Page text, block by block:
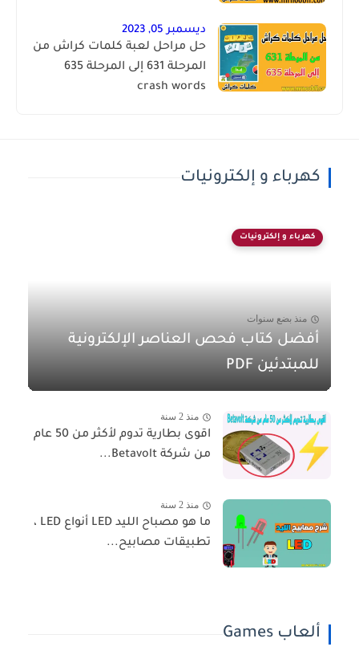
ديسمبر 05, 2023
حل مراحل لعبة كلمات كراش من
المرحلة 631 إلى المرحلة 635
crash words
كهرباء و إلكترونيات
كهرباء و إلكترونيات
منذ بضع سنوات
أفضل كتاب فحص العناصر الإلكترونية
للمبتدئين PDF
منذ 2 سنة
اقوى بطارية تدوم لأكثر من 50 عام
من شركة Betavolt...
منذ 2 سنة
ما هو مصباح الليد LED أنواع LED ،
تطبيقات مصابيح...
ألعاب Games